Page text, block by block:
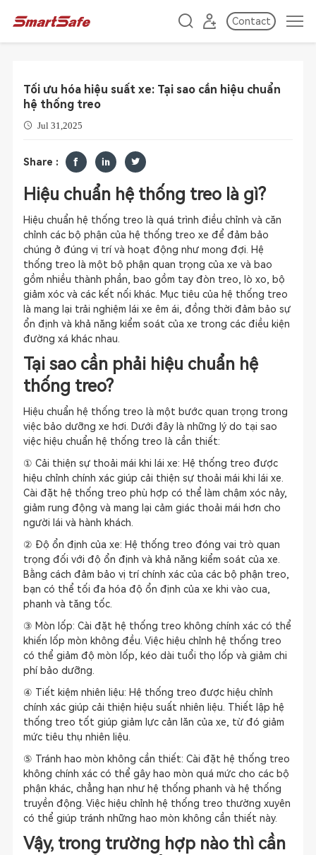
Contact
Tối ưu hóa hiệu suất xe: Tại sao cần hiệu chuẩn
hệ thống treo
Jul 31,2025
Share :
Hiệu chuẩn hệ thống treo là gì?
Hiệu chuẩn hệ thống treo là quá trình điều chỉnh và căn
chỉnh các bộ phận của hệ thống treo xe để đảm bảo
chúng ở đúng vị trí và hoạt động như mong đợi. Hệ
thống treo là một bộ phận quan trọng của xe và bao
gồm nhiều thành phần, bao gồm tay đòn treo, lò xo, bộ
giảm xóc và các kết nối khác. Mục tiêu của hệ thống treo
là mang lại trải nghiệm lái xe êm ái, đồng thời đảm bảo sự
ổn định và khả năng kiểm soát của xe trong các điều kiện
đường xá khác nhau.
Tại sao cần phải hiệu chuẩn hệ
thống treo?
Hiệu chuẩn hệ thống treo là một bước quan trọng trong
việc bảo dưỡng xe hơi. Dưới đây là những lý do tại sao
việc hiệu chuẩn hệ thống treo là cần thiết:
① Cải thiện sự thoải mái khi lái xe: Hệ thống treo được
hiệu chỉnh chính xác giúp cải thiện sự thoải mái khi lái xe.
Cài đặt hệ thống treo phù hợp có thể làm chậm xóc nảy,
giảm rung động và mang lại cảm giác thoải mái hơn cho
người lái và hành khách.
② Độ ổn định của xe: Hệ thống treo đóng vai trò quan
trọng đối với độ ổn định và khả năng kiểm soát của xe.
Bằng cách đảm bảo vị trí chính xác của các bộ phận treo,
bạn có thể tối đa hóa độ ổn định của xe khi vào cua,
phanh và tăng tốc.
③ Mòn lốp: Cài đặt hệ thống treo không chính xác có thể
khiến lốp mòn không đều. Việc hiệu chỉnh hệ thống treo
có thể giảm độ mòn lốp, kéo dài tuổi thọ lốp và giảm chi
phí bảo dưỡng.
④ Tiết kiệm nhiên liệu: Hệ thống treo được hiệu chỉnh
chính xác giúp cải thiện hiệu suất nhiên liệu. Thiết lập hệ
thống treo tốt giúp giảm lực cản lăn của xe, từ đó giảm
mức tiêu thụ nhiên liệu.
⑤ Tránh hao mòn không cần thiết: Cài đặt hệ thống treo
không chính xác có thể gây hao mòn quá mức cho các bộ
phận khác, chẳng hạn như hệ thống phanh và hệ thống
truyền động. Việc hiệu chỉnh hệ thống treo thường xuyên
có thể giúp tránh những hao mòn không cần thiết này.
Vậy, trong trường hợp nào thì cần